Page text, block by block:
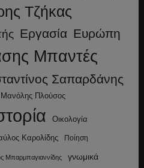
Τζήκας
Εργασία Ευρώπη
Μπαντές
Σαπαρδάνης
Μανόλης Πλούσος
Οικολογία
Καρολίδης Ποίηση
Μπαρμπαγιαννίδης γνωμικά